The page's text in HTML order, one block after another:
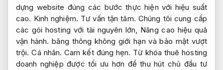
dựng website đúng các bước thực hiện với hiệu suất
cao. Kinh nghiệm. Tư vấn tận tâm. Chúng tôi cung cấp
các gói hosting với tài nguyên lớn, Nâng cao hiệu quả
vận hành. băng thông không giới hạn và bảo mật vượt
trội.Cá nhân. Cam kết đúng hẹn. Từ khóa thuê hosting
doanh nghiệp được tối ưu hơn để thu hút chủ đầu tư